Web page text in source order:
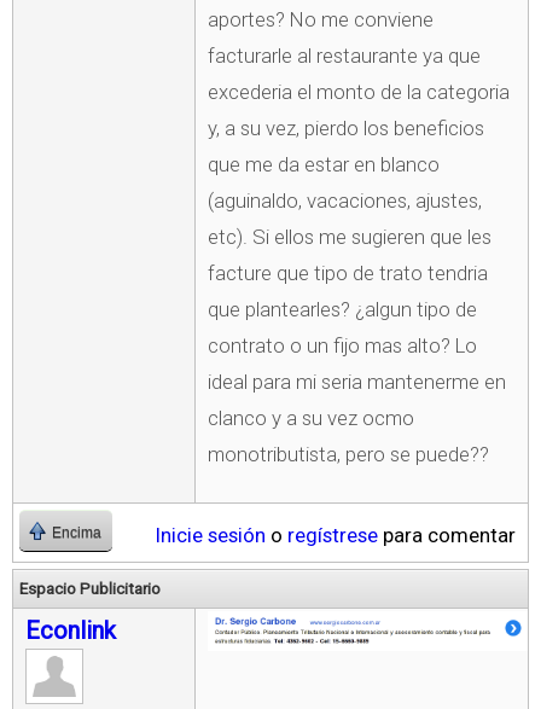
aportes? No me conviene
facturarle al restaurante ya que
excederia el monto de la categoria
y, a su vez, pierdo los beneficios
que me da estar en blanco
(aguinaldo, vacaciones, ajustes,
etc). Si ellos me sugieren que les
facture que tipo de trato tendria
que plantearles? ¿algun tipo de
contrato o un fijo mas alto? Lo
ideal para mi seria mantenerme en
clanco y a su vez ocmo
monotributista, pero se puede??
Encima Inicie sesión o regístrese para comentar
Espacio Publicitario
Econlink